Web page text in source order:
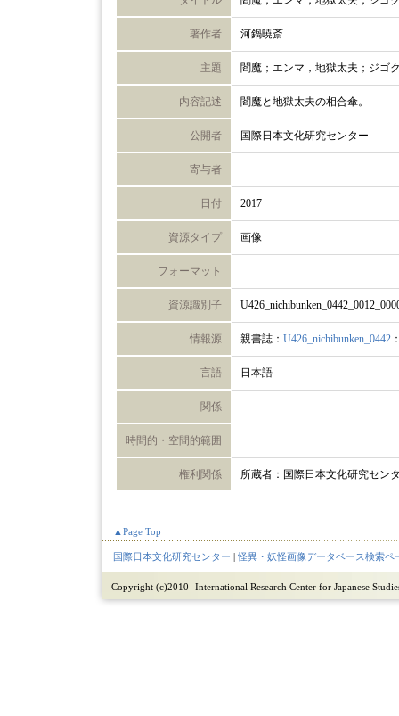
著作者 河鍋暁斎
主題 閻魔；エンマ，地獄太夫；ジゴ
内容記述 閻魔と地獄太夫の相合傘。
公開者 国際日本文化研究センター
寄与者
日付 2017
資源タイプ 画像
フォーマット
資源識別子
情報源 親書誌： U426_nichibunken_0442
言語 日本語
関係
時間的・空間的範囲
権利関係 所蔵者：国際日本文化研究セン
▲Page Top
国際日本文化研究センター |怪異・妖怪画像データベース検索ペ
Copyright (c)2010- International Research Center for Japanese